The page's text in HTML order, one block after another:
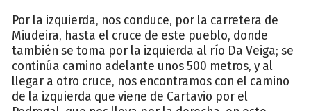
Por la izquierda, nos conduce, por la carretera de
Miudeira, hasta el cruce de este pueblo, donde
también se toma por la izquierda al río Da Veiga; se
continúa camino adelante unos 500 metros, y al
llegar a otro cruce, nos encontramos con el camino
de la izquierda que viene de Cartavio por el